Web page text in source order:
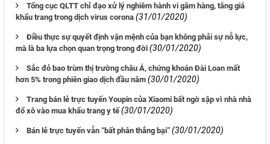
Tổng cục QLTT chỉ đạo xử lý nghiêm hành vi găm hàng, tăng giá
khẩu trang trong dịch virus corona (31/01/2020)
Điều thực sự quyết định vận mệnh của bạn không phải sự nỗ lực,
mà là ba lựa chọn quan trọng trong đời (30/01/2020)
Sắc đỏ bao trùm thị trường châu Á, chứng khoán Đài Loan mất
hơn 5% trong phiên giao dịch đầu năm (30/01/2020)
Trang bán lẻ trực tuyến Youpin của Xiaomi bất ngờ sập vì nhà nhà
đổ xô vào mua khẩu trang y tế (30/01/2020)
Bán lẻ trực tuyến vẫn “bất phân thắng bại” (30/01/2020)